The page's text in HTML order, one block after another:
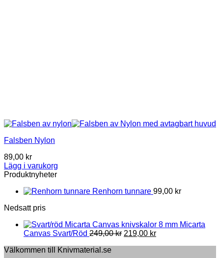
Falsben Nylon
89,00 kr
Lägg i varukorg
Produktnyheter
Renhorn tunnare 99,00 kr
Nedsatt pris
8 mm Micarta
Canvas Svart/Röd 249,00kr Original
219,00 krCurrent
Välkommen till Knivmaterial.se